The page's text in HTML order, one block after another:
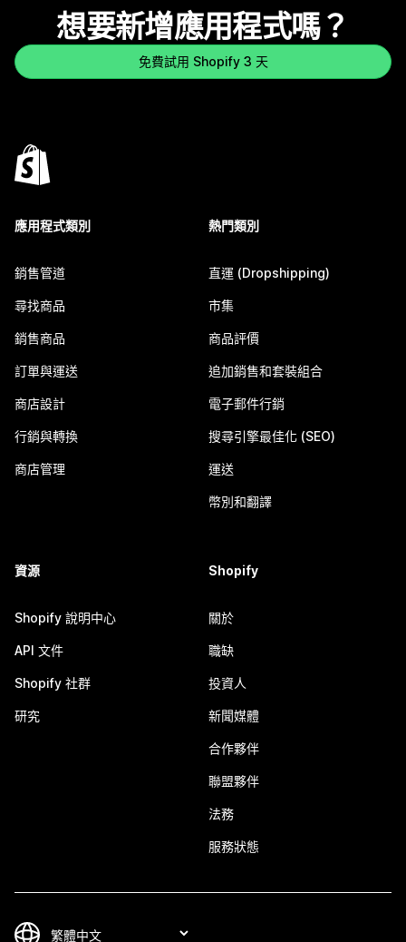
想要新增應用程式嗎？
免費試用 Shopify 3 天
應用程式類別
銷售管道
尋找商品
銷售商品
訂單與運送
商店設計
行銷與轉換
商店管理
熱門類別
直運 (Dropshipping)
市集
商品評價
追加銷售和套裝組合
電子郵件行銷
搜尋引擎最佳化 (SEO)
運送
幣別和翻譯
資源
Shopify 說明中心
API 文件
Shopify 社群
研究
Shopify
關於
職缺
投資人
新聞媒體
合作夥伴
聯盟夥伴
法務
服務狀態